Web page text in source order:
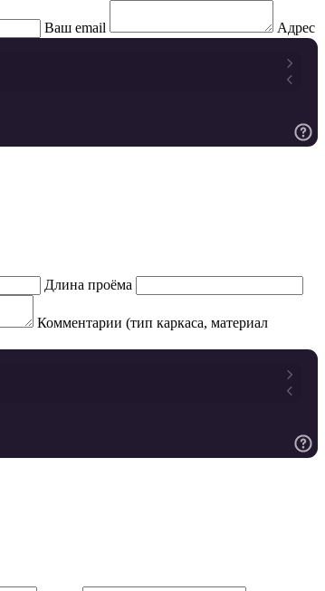
Ваш email Адрес
Длина проёма
Комментарии (тип каркаса, материал